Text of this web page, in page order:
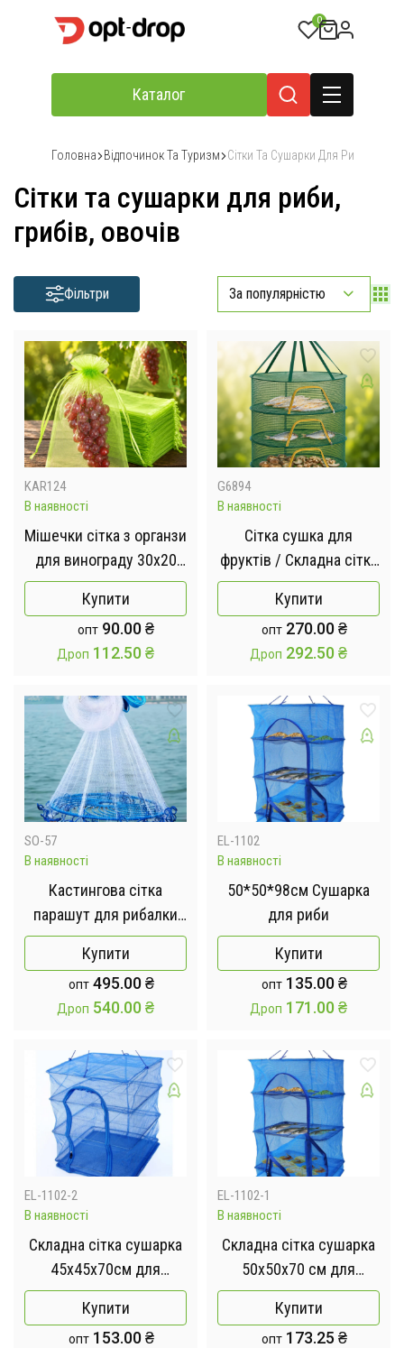
0
Каталог
Головна Відпочинок Та Туризм Сітки Та Сушарки Для Риби,
Сітки та сушарки для риби,
грибів, овочів
Фільтри За популярністю
KAR124
В наявності
Мішечки сітка з органзи
для винограду 30х20
см / Мішечки для
захисту рослин комірка
0,5 мм Зелений
Купити
опт 90.00₴
Дроп 112.50₴
G6894
В наявності
Сітка сушка для
фруктів / Складна сітка
для сушіння риби /
Підвісна сушарка для
грибів 60х40х60см, 3
яруси
Купити
опт 270.00₴
Дроп 292.50₴
SO-57
В наявності
Кастингова сітка
парашут для рибалки
Лісочка 3 м
Купити
опт 495.00₴
Дроп 540.00₴
EL-1102
В наявності
50*50*98см Сушарка
для риби
Купити
опт 135.00₴
Дроп 171.00₴
EL-1102-2
В наявності
Складна сітка сушарка
45х45х70см для
сушіння риби, грибів та
фруктів
Купити
опт 153.00₴
EL-1102-1
В наявності
Складна сітка сушарка
50х50х70 см для
сушіння риби, грибів та
фруктів
Купити
опт 173.25₴